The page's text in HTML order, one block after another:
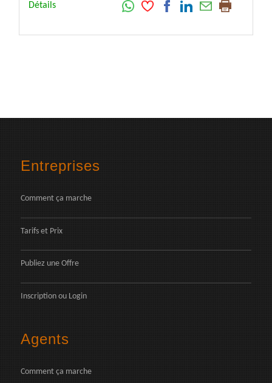
Détails
Entreprises
Comment ça marche
Tarifs et Prix
Publiez une Offre
Inscription ou Login
Agents
Comment ça marche